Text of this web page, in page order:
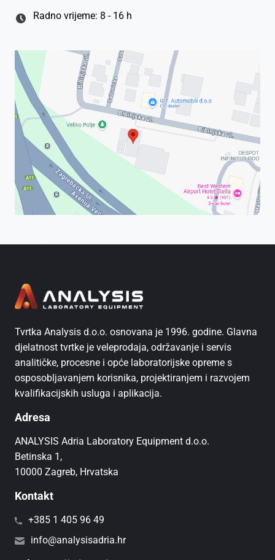
Radno vrijeme: 8 - 16 h
Tvrtka Analysis d.o.o. osnovana je 1996. godine. Glavna
djelatnost tvrtke je veleprodaja, održavanje i servis
analitičke, procesne i opće laboratorijske opreme s
osposobljavanjem korisnika, projektiranjem i razvojem
kvalifikacijskih usluga i aplikacija.
Adresa
ANALYSIS Adria Laboratory Equipment d.o.o.
Betinska 1,
10000 Zagreb, Hrvatska
Kontakt
+385 1 405 96 49
info@analysisadria.hr